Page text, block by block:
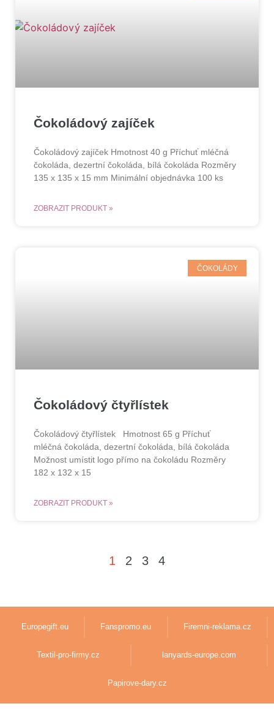
Čokoládový zajíček
Čokoládový zajíček Hmotnost 40 g Příchuť mléčná
čokoláda, dezertní čokoláda, bílá čokoláda Rozměry
135 x 135 x 15 mm Minimální objednávka 100 ks
ZOBRAZIT PRODUKT »
ČOKOLÁDY
Čokoládový čtyřlístek
Čokoládový čtyřlístek Hmotnost 65 g Příchuť
mléčná čokoláda, dezertní čokoláda, bílá čokoláda
Možnost umístit logo přímo na čokoládu Rozměry
182 x 132 x 15
ZOBRAZIT PRODUKT »
1 2 3 4
Europegift.eu Fanspromo.eu Firemni-reklama.cz
Textil-pro-firmy.cz lanyards-europe.com
Papirove-dary.cz